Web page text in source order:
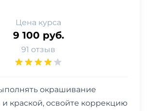
Цена курса
9 100 руб.
91 отзыв
окрашивание
краской, освойте коррекцию